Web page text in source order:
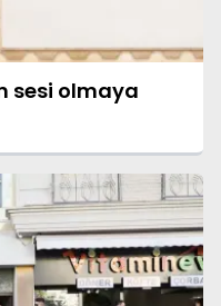
sesi olmaya